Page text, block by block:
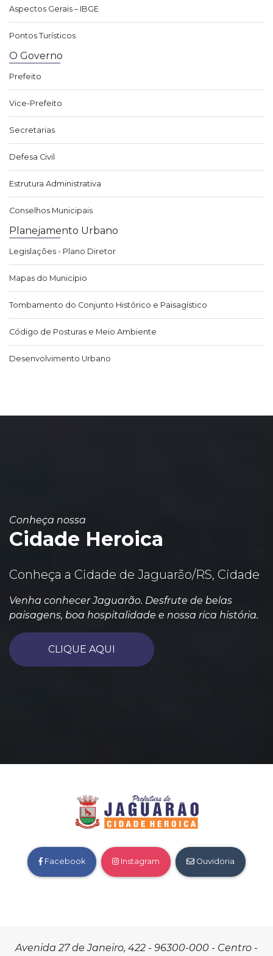
Aspectos Gerais – IBGE
Pontos Turísticos
O Governo
Prefeito
Vice-Prefeito
Secretarias
Defesa Civil
Estrutura Administrativa
Conselhos Municipais
Planejamento Urbano
Legislações - Plano Diretor
Mapas do Município
Tombamento do Conjunto Histórico e Paisagístico
Código de Posturas e Meio Ambiente
Desenvolvimento Urbano
Conheça nossa
Cidade Heroica
Conheça a Cidade de Jaguarão/RS, Cidade
Venha conhecer Jaguarão. Desfrute de belas
paisagens, boa hospitalidade e nossa rica história.
CLIQUE AQUI
Facebook Instagram Ouvidoria
Avenida 27 de Janeiro, 422 - 96300-000 - Centro -